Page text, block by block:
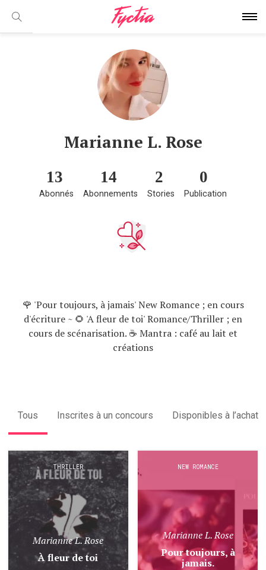
Marianne L. Rose
13
Abonnés
14
Abonnements
2
Stories
0
Publication
🌹 'Pour toujours, à jamais' New Romance ; en cours
d'écriture ~ 🌻 'A fleur de toi' Romance/Thriller ; en
cours de scénarisation. ☕️ Mantra : café au lait et
créations
Tous Inscrites à un concours Disponibles à l’achat
THRILLER
Marianne L. Rose
À fleur de toi
NEW ROMANCE
Marianne L. Rose
Pour toujours, à
jamais.